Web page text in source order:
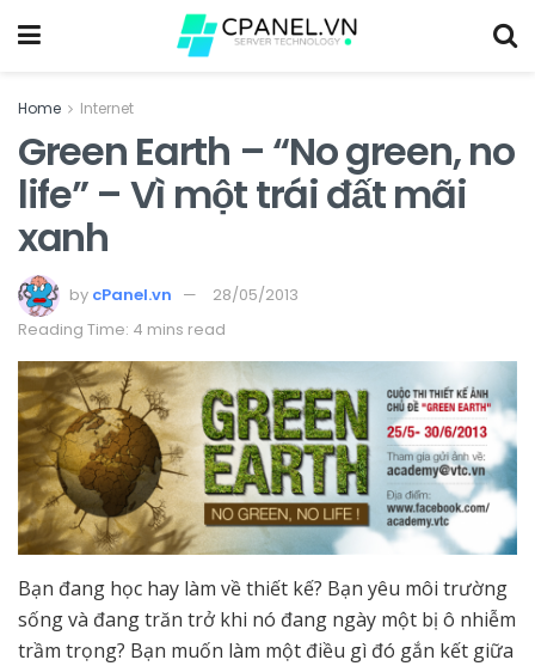
Home Internet
Green Earth – “No green, no
life” – Vì một trái đất mãi
xanh
by cPanel.vn
28/05/2013
Reading Time: 4 mins read
Bạn đang học hay làm về thiết kế? Bạn yêu môi trường
sống và đang trăn trở khi nó đang ngày một bị ô nhiễm
trầm trọng? Bạn muốn làm một điều gì đó gắn kết giữa